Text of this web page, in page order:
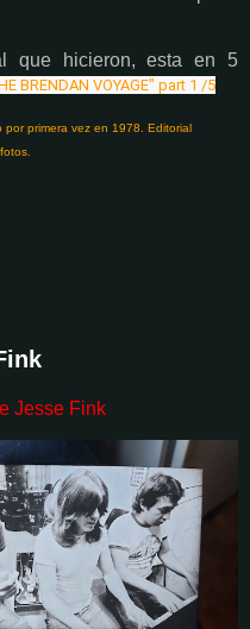
que hicieron, esta en 5
BRENDAN VOYAGE" part 1 /5
primera vez en 1978. Editorial
Jesse Fink